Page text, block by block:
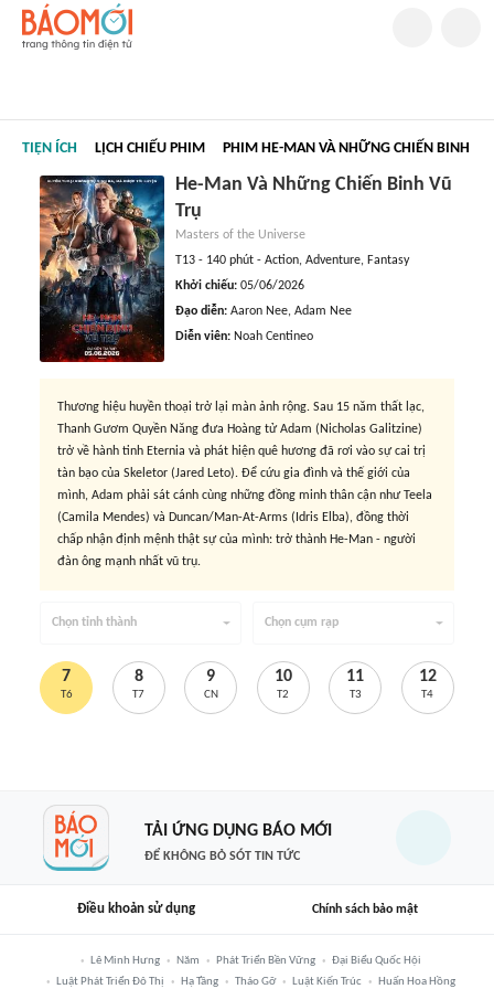
TIỆN ÍCH LỊCH CHIẾU PHIM PHIM HE-MAN VÀ NHỮNG CHIẾN BINH VŨ
He-Man Và Những Chiến Binh Vũ
Trụ
Masters of the Universe
T13- 140 phút- Action, Adventure, Fantasy
Khởi chiếu: 05/06/2026
Đạo diễn: Aaron Nee, Adam Nee
Diễn viên: Noah Centineo
Thương hiệu huyền thoại trở lại màn ảnh rộng. Sau 15 năm thất lạc,
Thanh Gươm Quyền Năng đưa Hoàng tử Adam (Nicholas Galitzine)
trở về hành tinh Eternia và phát hiện quê hương đã rơi vào sự cai trị
tàn bạo của Skeletor (Jared Leto). Để cứu gia đình và thế giới của
mình, Adam phải sát cánh cùng những đồng minh thân cận như Teela
(Camila Mendes) và Duncan/Man-At-Arms (Idris Elba), đồng thời
chấp nhận định mệnh thật sự của mình: trở thành He-Man - người
đàn ông mạnh nhất vũ trụ.
Chọn tỉnh thành Chọn cụm rạp
7
T6
8
T7
9
CN
10
T2
11
T3
12
T4
TẢI ỨNG DỤNG BÁO MỚI
ĐỂ KHÔNG BỎ SÓT TIN TỨC
Điều khoản sử dụng Chính sách bảo mật
Lê Minh Hưng Năm Phát Triển Bền Vững
Đại Biểu Quốc Hội
Luật Phát Triển Đô Thị
Hạ Tầng Tháo Gỡ Luật Kiến Trúc Huấn Hoa Hồng